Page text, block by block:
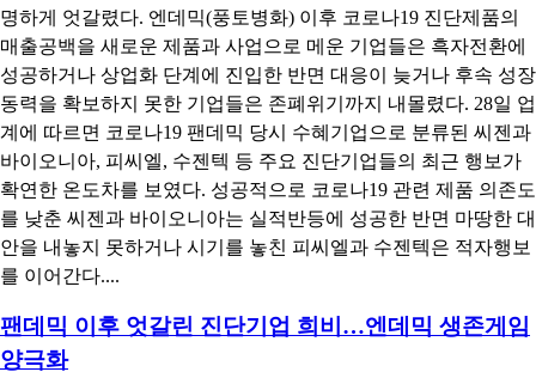
명하게 엇갈렸다. 엔데믹(풍토병화) 이후 코로나19 진단제품의
매출공백을 새로운 제품과 사업으로 메운 기업들은 흑자전환에
성공하거나 상업화 단계에 진입한 반면 대응이 늦거나 후속 성장
동력을 확보하지 못한 기업들은 존폐위기까지 내몰렸다. 28일 업
계에 따르면 코로나19 팬데믹 당시 수혜기업으로 분류된 씨젠과
바이오니아, 피씨엘, 수젠텍 등 주요 진단기업들의 최근 행보가
확연한 온도차를 보였다. 성공적으로 코로나19 관련 제품 의존도
를 낮춘 씨젠과 바이오니아는 실적반등에 성공한 반면 마땅한 대
안을 내놓지 못하거나 시기를 놓친 피씨엘과 수젠텍은 적자행보
를 이어간다....
팬데믹 이후 엇갈린 진단기업 희비…엔데믹 생존게임
양극화